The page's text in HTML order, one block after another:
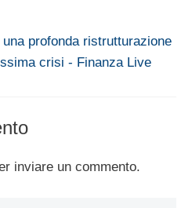
profonda ristrutturazione
crisi - Finanza Live
inviare un commento.